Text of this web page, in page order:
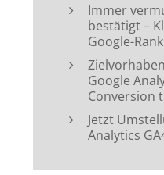
Immer
bestätigt –
Google-
Google
Conversion
Jetzt
Analytics